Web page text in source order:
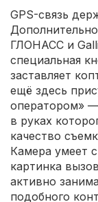
GPS-связь
ГЛОНАСС и
специальная
заставляет
ещё здесь
оператором» —
в руках
качество
Камера умеет
картинка
активно
подобного